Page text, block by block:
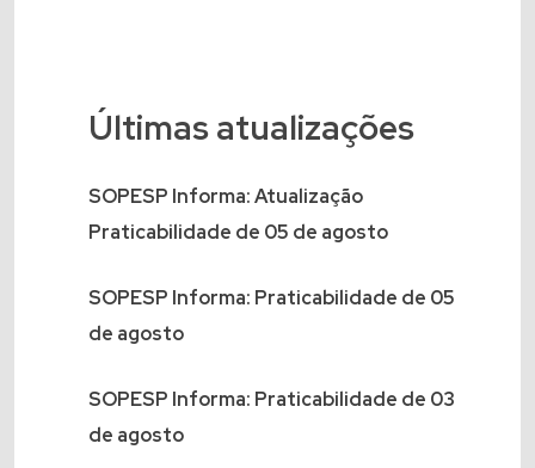
Últimas atualizações
SOPESP Informa: Atualização
Praticabilidade de 05 de agosto
SOPESP Informa: Praticabilidade de 05
de agosto
SOPESP Informa: Praticabilidade de 03
de agosto